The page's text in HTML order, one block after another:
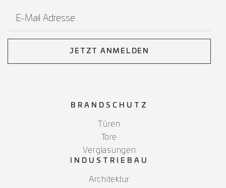
E-Mail Adresse
JETZT ANMELDEN
BRANDSCHUTZ
Türen
Tore
Verglasungen
INDUSTRIEBAU
Architektur